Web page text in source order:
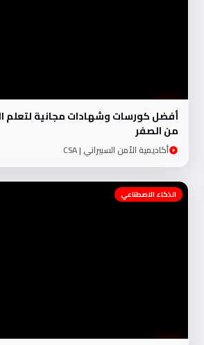
أفضل كورسات وشهادات مجانية لتعلم
من الصفر
أكاديمية الأمن السبيراني | CSA
الذكاء الاصطناعي